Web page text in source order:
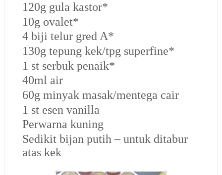
120g gula kastor*
10g ovalet*
4 biji telur gred A*
130g tepung kek/tpg superfine*
1 st serbuk penaik*
40ml air
60g minyak masak/mentega cair
1 st esen vanilla
Perwarna kuning
Sedikit bijan putih – untuk ditabur
atas kek